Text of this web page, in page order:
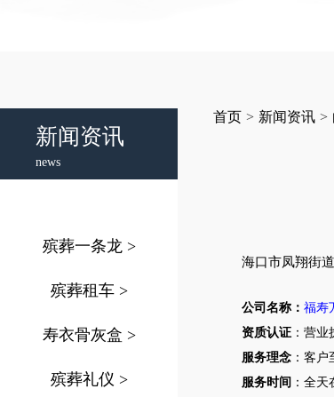
新闻资讯
news
殡葬一条龙 >
殡葬租车 >
寿衣骨灰盒 >
殡葬礼仪 >
首页 > 新闻资讯 >
海口市凤翔街道
公司名称： 福寿
资质认证 ：营业
服务理念 ：客
服务时间 ：全天